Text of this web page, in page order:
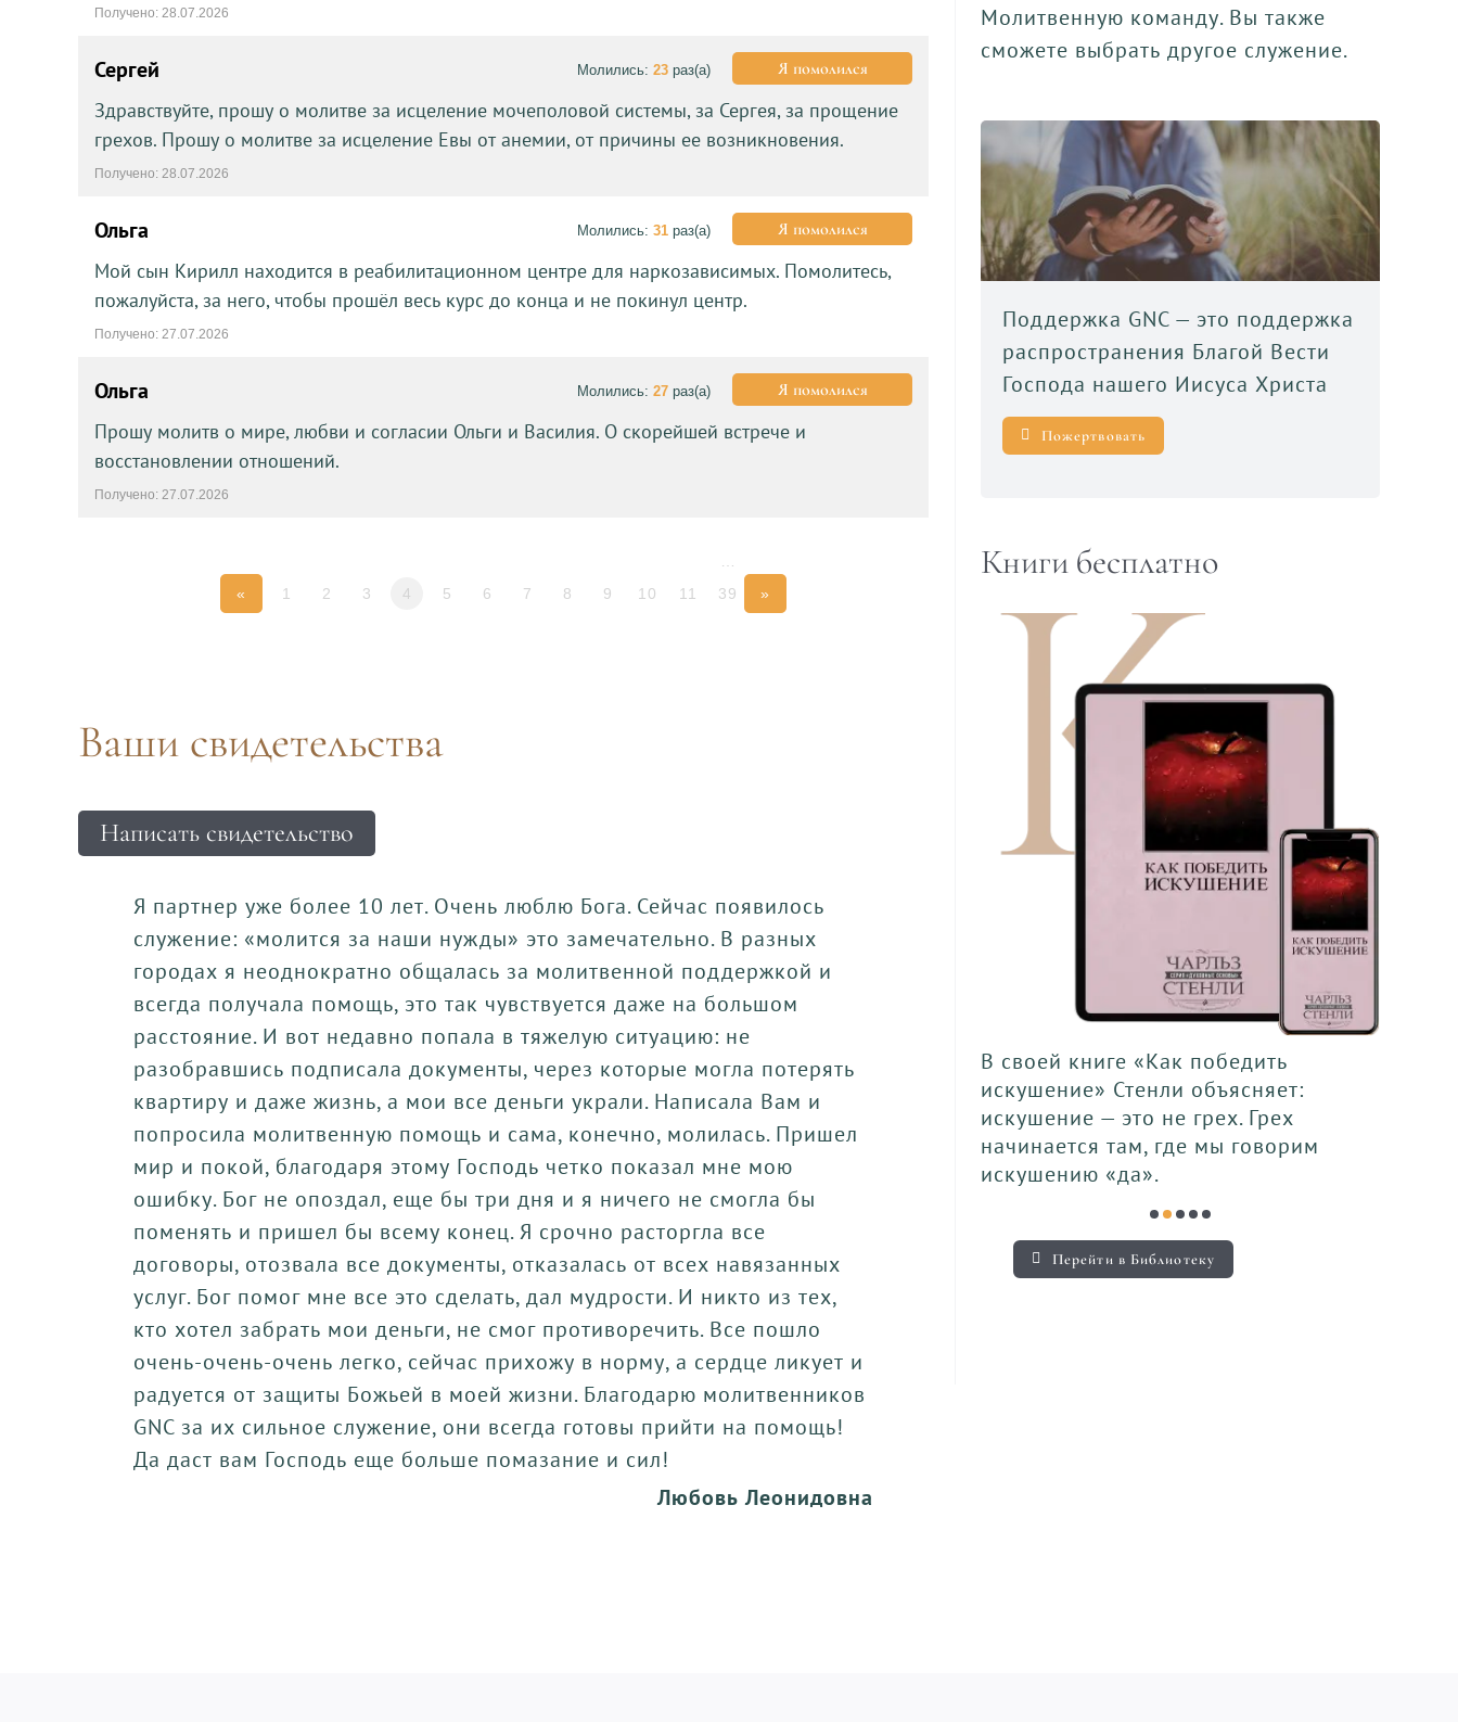
Получено: 28.07.2026
Я помолился
Молились:23 раз(а)
Сергей
Здравствуйте, прошу о молитве за исцеление мочеполовой системы, за Сергея, за прощение
грехов. Прошу о молитве за исцеление Евы от анемии, от причины ее возникновения.
Получено: 28.07.2026
Я помолился
Молились:31 раз(а)
Ольга
Мой сын Кирилл находится в реабилитационном центре для наркозависимых. Помолитесь,
пожалуйста, за него, чтобы прошёл весь курс до конца и не покинул центр.
Получено: 27.07.2026
Я помолился
Молились:27 раз(а)
Ольга
Прошу молитв о мире, любви и согласии Ольги и Василия. О скорейшей встрече и
восстановлении отношений.
Получено: 27.07.2026
« 1 2 3 4 5 6 7 8 9 10 11
39
»
Ваши свидетельства
Написать свидетельство
Я партнер уже более 10 лет. Очень люблю Бога. Сейчас появилось
служение: «молится за наши нужды» это замечательно. В разных
городах я неоднократно общалась за молитвенной поддержкой и
всегда получала помощь, это так чувствуется даже на большом
расстояние. И вот недавно попала в тяжелую ситуацию: не
разобравшись подписала документы, через которые могла потерять
квартиру и даже жизнь, а мои все деньги украли. Написала Вам и
попросила молитвенную помощь и сама, конечно, молилась. Пришел
мир и покой, благодаря этому Господь четко показал мне мою
ошибку. Бог не опоздал, еще бы три дня и я ничего не смогла бы
поменять и пришел бы всему конец. Я срочно расторгла все
договоры, отозвала все документы, отказалась от всех навязанных
услуг. Бог помог мне все это сделать, дал мудрости. И никто из тех,
кто хотел забрать мои деньги, не смог противоречить. Все пошло
очень-очень-очень легко, сейчас прихожу в норму, а сердце ликует и
радуется от защиты Божьей в моей жизни. Благодарю молитвенников
GNC за их сильное служение, они всегда готовы прийти на помощь!
Да даст вам Господь еще больше помазание и сил!
Любовь Леонидовна
Молитвенную команду. Вы также
сможете выбрать другое служение.
Поддержка GNC — это поддержка
распространения Благой Вести
Господа нашего Иисуса Христа
Пожертвовать
Книги бесплатно
Воспитание детей — это одно из
самых серьёзных, сложных, но при
этом благодатных призваний в жизни
человека. Джойс Майер в своей книге
даёт ответы на многие вопросы.
В своей книге «Как победить
искушение» Стенли объясняет:
искушение — это не грех. Грех
начинается там, где мы говорим
искушению «да».
Перейти в Библиотеку